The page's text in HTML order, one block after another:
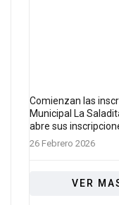
Comienzan las
Municipal La
abre sus
26 Febrero 2026
VER